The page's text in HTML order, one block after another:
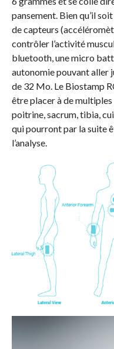
pansement. Bien qu’il
de capteurs
contrôler l’activité
bluetooth, une micro
autonomie pouvant aller
de 32 Mo. Le Biostamp
être placer à de
poitrine, sacrum, tibia,
qui pourront par la suite
l’analyse.